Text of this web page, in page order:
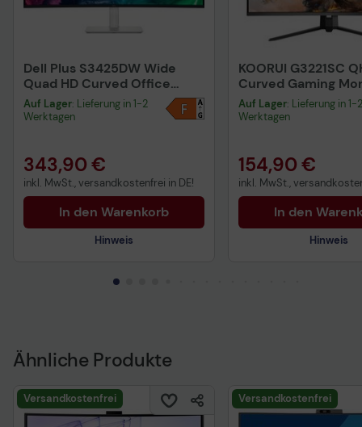
Dell Plus S3425DW Wide
Quad HD Curved Office
Display (34 Zoll) 86,4 cm,
silber
Auf Lager: Lieferung in 1-2
Werktagen
343,90 €
inkl. MwSt., versandkostenfrei in DE!
In den Warenkorb
Hinweis
Datenverordnung
KOORUI G3221SC
Curved Gaming
cm (31,5 Zoll)
Auf Lager: Lieferung in 1-2
Werktagen
154,90 €
inkl. MwSt.,
In den
Hinweis
Ähnliche Produkte
Versandkostenfrei Versandkostenfrei